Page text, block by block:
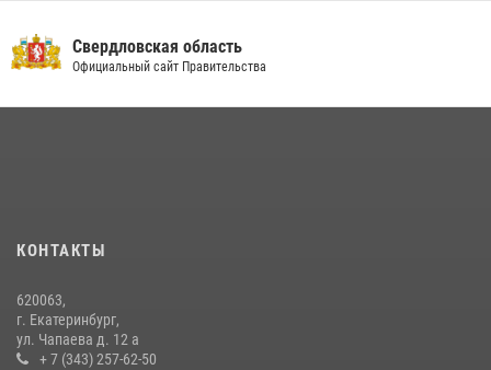
14 июля 2026, 11:06 4
10 июля 2026, 12:35
специальное занятие
27 июля 2026, 12:37
Свердловская область
Официальный сайт Правительства
КОНТАКТЫ
620063,
г. Екатеринбург,
ул. Чапаева д. 12 а
+ 7 (343) 257-62-50